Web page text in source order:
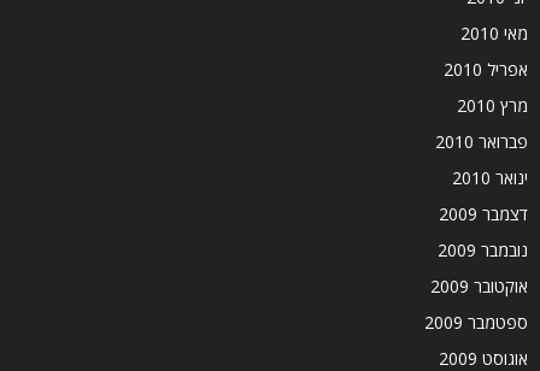
מאי 2010
אפריל 2010
מרץ 2010
פברואר 2010
ינואר 2010
דצמבר 2009
נובמבר 2009
אוקטובר 2009
ספטמבר 2009
אוגוסט 2009